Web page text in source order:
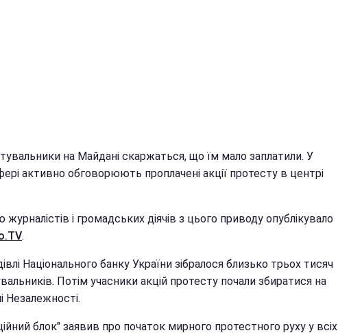
на Майдані скаржаться, що їм мало заплатили. У
активно обговорюють проплачені акції протесту в центрі
журналістів і громадських діячів з цього приводу опублікувало
.
Національного банку України зібралося близько трьох тисяч
Потім учасники акцій протесту почали збиратися на
Незалежності.
блок" заявив про початок мирного протестного руху у всіх